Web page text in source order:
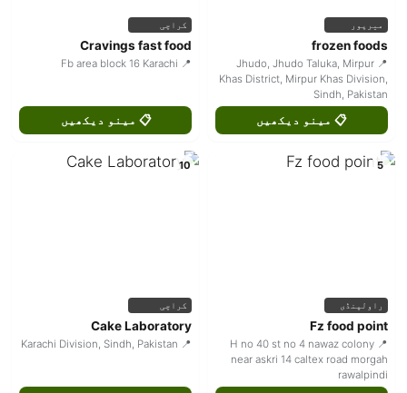
میرپور
frozen foods
📍 Jhudo, Jhudo Taluka, Mirpur
Khas District, Mirpur Khas Division,
Sindh, Pakistan
📋 مینو دیکھیں
کراچی
Cravings fast food
📍 Fb area block 16 Karachi
📋 مینو دیکھیں
5
راولپنڈی
Fz food point
📍 H no 40 st no 4 nawaz colony
near askri 14 caltex road morgah
rawalpindi
10
کراچی
Cake Laboratory
📍 Karachi Division, Sindh, Pakistan